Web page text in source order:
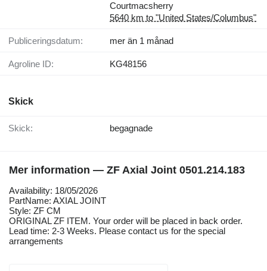
Courtmacsherry
5640 km to "United States/Columbus"
Publiceringsdatum: mer än 1 månad
Agroline ID: KG48156
Skick
Skick: begagnade
Mer information — ZF Axial Joint 0501.214.183
Availability: 18/05/2026
PartName: AXIAL JOINT
Style: ZF CM
ORIGINAL ZF ITEM. Your order will be placed in back order.
Lead time: 2-3 Weeks. Please contact us for the special
arrangements